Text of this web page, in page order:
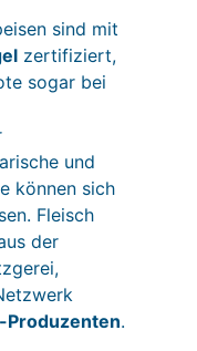
sind mit
zertifiziert,
sogar bei
und
können sich
Fleisch
der
Produzenten.